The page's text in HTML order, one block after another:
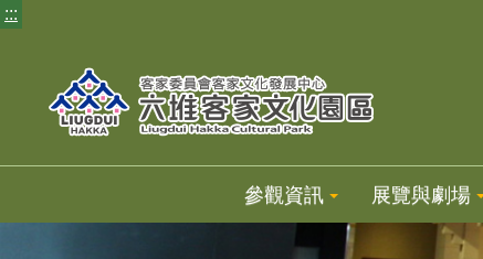
:::
參觀資訊 展覽與劇場